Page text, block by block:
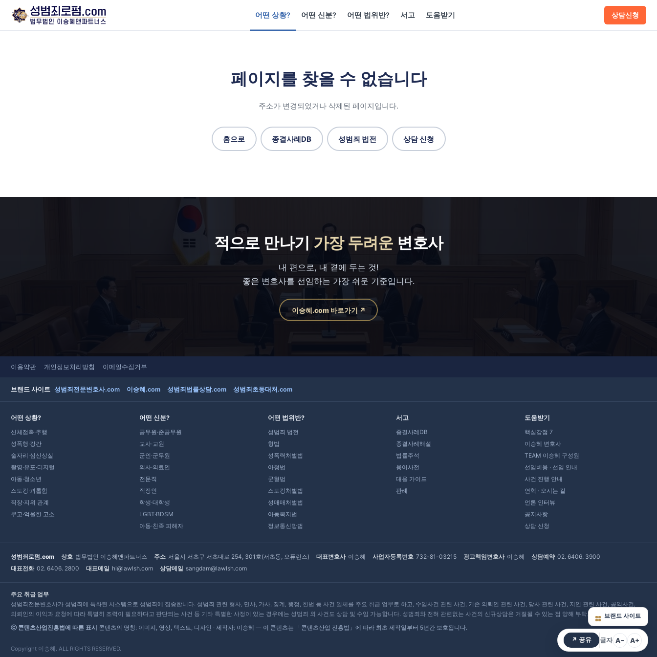
어떤 상황? 어떤 신분? 어떤 법위반? 서고 도움받기 상담신청
페이지를 찾을 수 없습니다
주소가 변경되었거나 삭제된 페이지입니다.
홈으로 종결사례DB 성범죄 법전 상담 신청
적으로 만나기 가장 두려운 변호사
내 편으로, 내 곁에 두는 것!
좋은 변호사를 선임하는 가장 쉬운 기준입니다.
이승혜.com 바로가기 ↗
이용약관 개인정보처리방침 이메일수집거부
브랜드 사이트 성범죄전문변호사.com 이승혜.com 성범죄법률상담.com 성범죄초동대처.com
어떤 상황?
신체접촉·추행
성폭행·강간
술자리·심신상실
촬영·유포·디지털
아동·청소년
스토킹·괴롭힘
직장·지위 관계
무고·억울한 고소
어떤 신분?
공무원·준공무원
교사·교원
군인·군무원
의사·의료인
전문직
직장인
학생·대학생
LGBT·BDSM
아동·친족 피해자
어떤 법위반?
성범죄 법전
형법
성폭력처벌법
아청법
군형법
스토킹처벌법
성매매처벌법
아동복지법
정보통신망법
서고
종결사례DB
종결사례해설
법률주석
용어사전
대응 가이드
판례
도움받기
핵심강점 7
이승혜 변호사
TEAM 이승혜 구성원
선임비용 · 선임 안내
사건 진행 안내
연혁 · 오시는 길
언론 인터뷰
공지사항
상담 신청
성범죄로펌.com 상호 법무법인 이승혜앤파트너스 주소 서울시 서초구 서초대로 254, 301호(서초동, 오퓨런스) 대표변호사 이승혜 사업자등록번호 732-81-03215 광고책임변호사 이승혜 상담예약 02. 6406. 3900
대표전화 02. 6406. 2800 대표메일 hi@lawlsh.com 상담메일 sangdam@lawlsh.com
주요 취급 업무
성범죄전문변호사가 성범죄에 특화된 시스템으로 성범죄에 집중합니다. 성범죄 관련 형사, 민사, 가사, 징계, 행정, 헌법 등 사건 일체를 주요 취급 업무로 하고, 수임사건 관련 사건, 기존 의뢰인 관련 사건, 당사 관련 사건, 지인 관련 사건, 공익사건,
의뢰인의 이익과 요청에 따라 특별히 조력이 필요하다고 판단되는 사건 등 기타 특별한 사정이 있는 경우에는 성범죄 외 사건도 상담 및 수임 가능합니다. 성범죄와 전혀 관련없는 사건의 신규상담은 거절될 수 있는 점 양해 부탁드립니다.
ⓒ 콘텐츠산업진흥법에 따른 표시 콘텐츠의 명칭: 이미지, 영상, 텍스트, 디자인 · 제작자: 이승혜 — 이 콘텐츠는 「콘텐츠산업 진흥법」에 따라 최초 제작일부터 5년간 보호됩니다.
Copyright 이승혜. ALL RIGHTS RESERVED.
브랜드 사이트
↗ 공유 글자 A− A+